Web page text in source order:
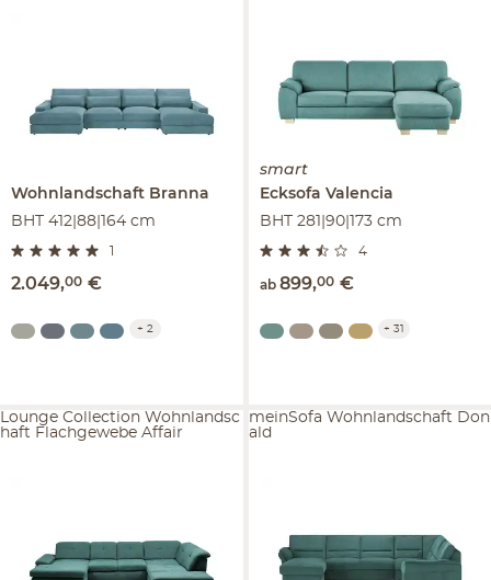
Wohnlandschaft Branna
BHT 412|88|164 cm
2.049,00 €
+ 2
smart
Ecksofa Valencia
BHT 281|90|173 cm
4
ab 899,00 €
+ 31
Lounge Collection Wohnlandsc
haft Flachgewebe Affair
meinSofa Wohnlandschaft Don
ald